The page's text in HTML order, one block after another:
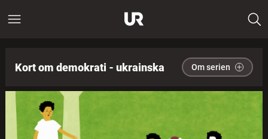
Kort om demokrati - ukrainska Om serien